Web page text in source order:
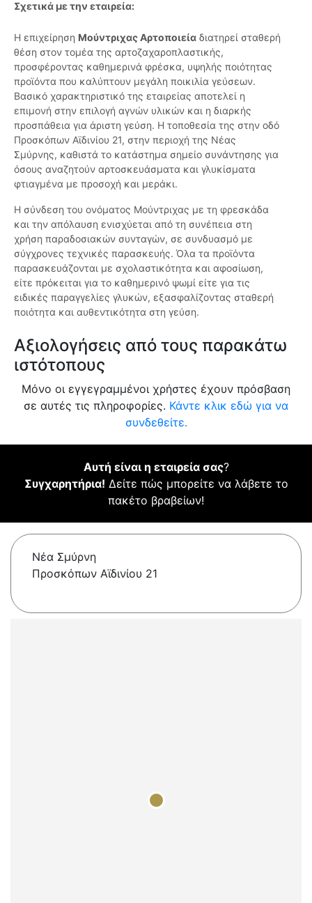
Σχετικά με την εταιρεία:
Η επιχείρηση Μούντριχας Αρτοποιεία διατηρεί σταθερή
θέση στον τομέα της αρτοζαχαροπλαστικής,
προσφέροντας καθημερινά φρέσκα, υψηλής ποιότητας
προϊόντα που καλύπτουν μεγάλη ποικιλία γεύσεων.
Βασικό χαρακτηριστικό της εταιρείας αποτελεί η
επιμονή στην επιλογή αγνών υλικών και η διαρκής
προσπάθεια για άριστη γεύση. Η τοποθεσία της στην οδό
Προσκόπων Αϊδινίου 21, στην περιοχή της Νέας
Σμύρνης, καθιστά το κατάστημα σημείο συνάντησης για
όσους αναζητούν αρτοσκευάσματα και γλυκίσματα
φτιαγμένα με προσοχή και μεράκι.
Η σύνδεση του ονόματος Μούντριχας με τη φρεσκάδα
και την απόλαυση ενισχύεται από τη συνέπεια στη
χρήση παραδοσιακών συνταγών, σε συνδυασμό με
σύγχρονες τεχνικές παρασκευής. Όλα τα προϊόντα
παρασκευάζονται με σχολαστικότητα και αφοσίωση,
είτε πρόκειται για το καθημερινό ψωμί είτε για τις
ειδικές παραγγελίες γλυκών, εξασφαλίζοντας σταθερή
ποιότητα και αυθεντικότητα στη γεύση.
Αξιολογήσεις από τους παρακάτω
ιστότοπους
Μόνο οι εγγεγραμμένοι χρήστες έχουν πρόσβαση
σε αυτές τις πληροφορίες. Κάντε κλικ εδώ για να
συνδεθείτε.
Αυτή είναι η εταιρεία σας?
Συγχαρητήρια! Δείτε πώς μπορείτε να λάβετε το
πακέτο βραβείων!
Νέα Σμύρνη
Προσκόπων Αϊδινίου 21